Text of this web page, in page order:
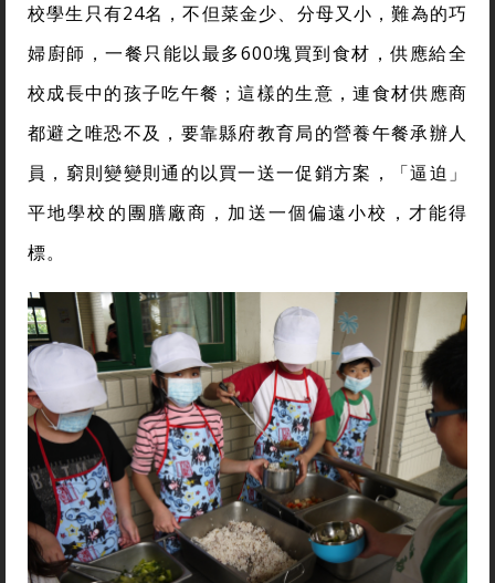
校學生只有24名，不但菜金少、分母又小，難為的巧
婦廚師，一餐只能以最多600塊買到食材，供應給全
校成長中的孩子吃午餐；這樣的生意，連食材供應商
都避之唯恐不及，要靠縣府教育局的營養午餐承辦人
員，窮則變變則通的以買一送一促銷方案，「逼迫」
平地學校的團膳廠商，加送一個偏遠小校，才能得
標。